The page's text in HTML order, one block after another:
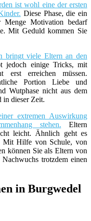
ist wohl eine der ersten
Diese Phase, die ein
Menge Motivation bedarf
Mit Geduld kommen Sie
bringt viele Eltern an den
jedoch einige Tricks, mit
erreichen müssen.
Portion Liebe und
Wutphase nicht aus dem
in dieser Zeit.
extremen Auswirkung
stehen. Eltern
leicht. Ähnlich geht es
Mit Hilfe von Schule, von
können Sie als Eltern von
trotzdem einen
in Burgwedel